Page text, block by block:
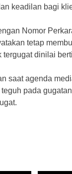
keadilan bagi
Nomor
tetap
dinilai
saat agenda
pada